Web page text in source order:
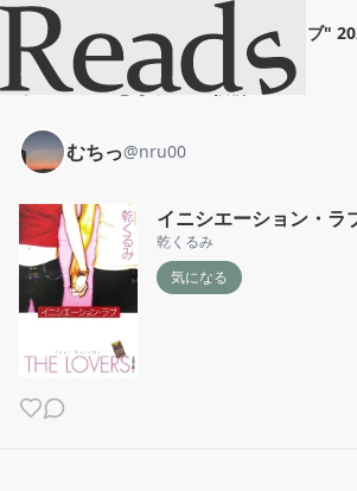
むちっ "イニシエーション・ラブ"
ホーム むちっ 投稿
むちっ@nru00
イニシエーション・ラ
乾くるみ
気になる